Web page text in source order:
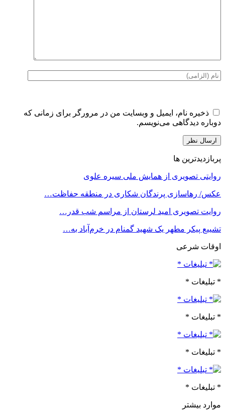
ذخیره نام، ایمیل و وبسایت من در مرورگر برای زمانی که
دوباره دیدگاهی می‌نویسم.
پربازدیدترین ها
روایتی تصویری از همایش ملی سیره علوی
عکس/ رهاسازی پرندگان شکاری در منطقه حفاظت…
روایت تصویری امید لرستان از مراسم شب قدر…
تشییع پیکر مطهر یک شهید گمنام در خرم‌آباد به…
اوقات شرعی
* تبلیغات *
* تبلیغات *
* تبلیغات *
* تبلیغات *
موارد بیشتر